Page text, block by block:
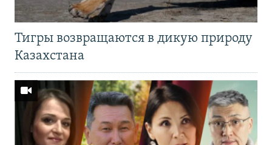
Тигры возвращаются в дикую природу
Казахстана